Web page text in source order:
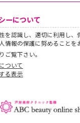
ーについて
を認識し、適切に利用し、
情報の保護に努めることを
ご覧下さい。
ついて
る表示